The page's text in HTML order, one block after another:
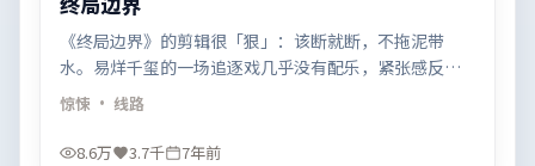
《终局边界》的剪辑很「狠」：该断就断，不拖泥带
水。易烊千玺的一场追逐戏几乎没有配乐，紧张感反而
更足。
惊悚 · 线路
8.6万 3.7千 7年前